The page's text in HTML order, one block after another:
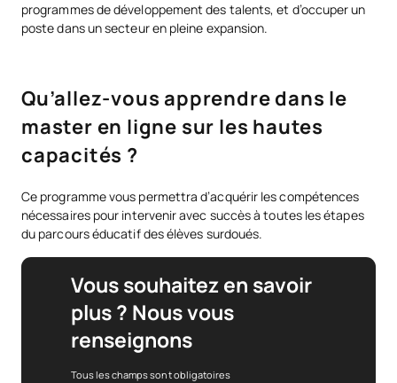
programmes de développement des talents, et d’occuper un
poste dans un secteur en pleine expansion.
Qu’allez-vous apprendre dans le
master en ligne sur les hautes
capacités ?
Ce programme vous permettra d’acquérir les compétences
nécessaires pour intervenir avec succès à toutes les étapes
du parcours éducatif des élèves surdoués.
Vous souhaitez en savoir
plus ? Nous vous
renseignons
Tous les champs sont obligatoires